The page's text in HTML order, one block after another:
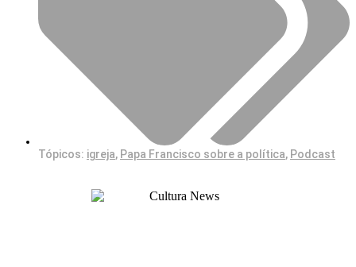
Tópicos: igreja, Papa Francisco sobre a política, Podcast